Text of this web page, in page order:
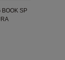
BOOK SP